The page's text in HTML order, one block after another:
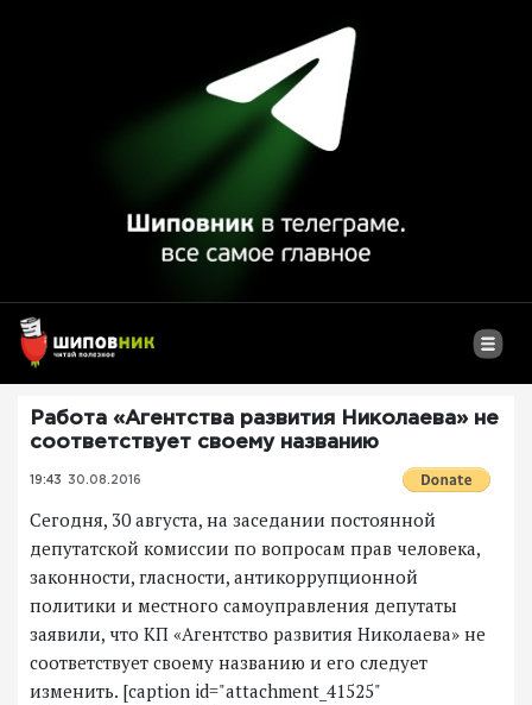
Работа «Агентства развития Николаева» не
соответствует своему названию
19:43 30.08.2016
Сегодня, 30 августа, на заседании постоянной
депутатской комиссии по вопросам прав человека,
законности, гласности, антикоррупционной
политики и местного самоуправления депутаты
заявили, что КП «Агентство развития Николаева» не
соответствует своему названию и его следует
изменить. [caption id="attachment_41525"